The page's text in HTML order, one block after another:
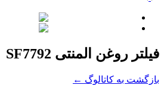
فیلتر روغن المنتی SF7792
بازگشت به کاتالوگ ←